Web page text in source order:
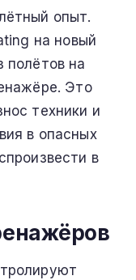
опыт.
на новый
полётов на
Это
техники и
в опасных
в